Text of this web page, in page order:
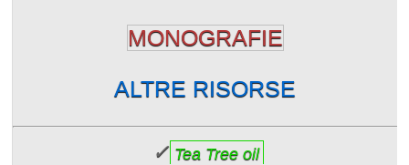
MONOGRAFIE
ALTRE RISORSE
✓ Tea Tree oil